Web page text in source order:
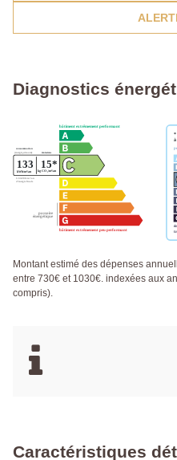
Diagnostics
Montant estimé des dépenses
entre 730€ et 1030€. indexées aux
compris).
Caractéristiques